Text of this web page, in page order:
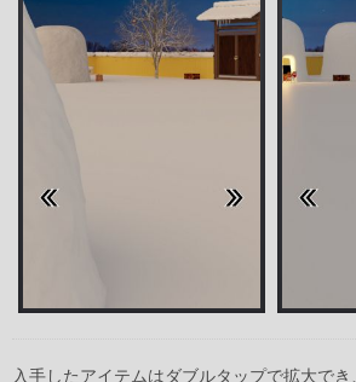
入手したアイテムはダブルタップで拡大で